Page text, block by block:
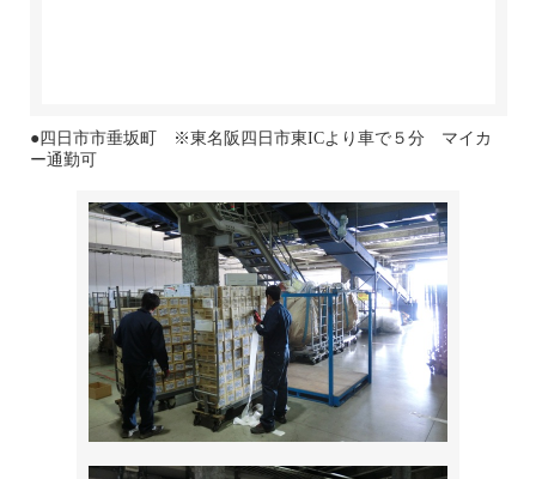
●四日市市垂坂町 ※東名阪四日市東ICより車で５分 マイカ
ー通勤可